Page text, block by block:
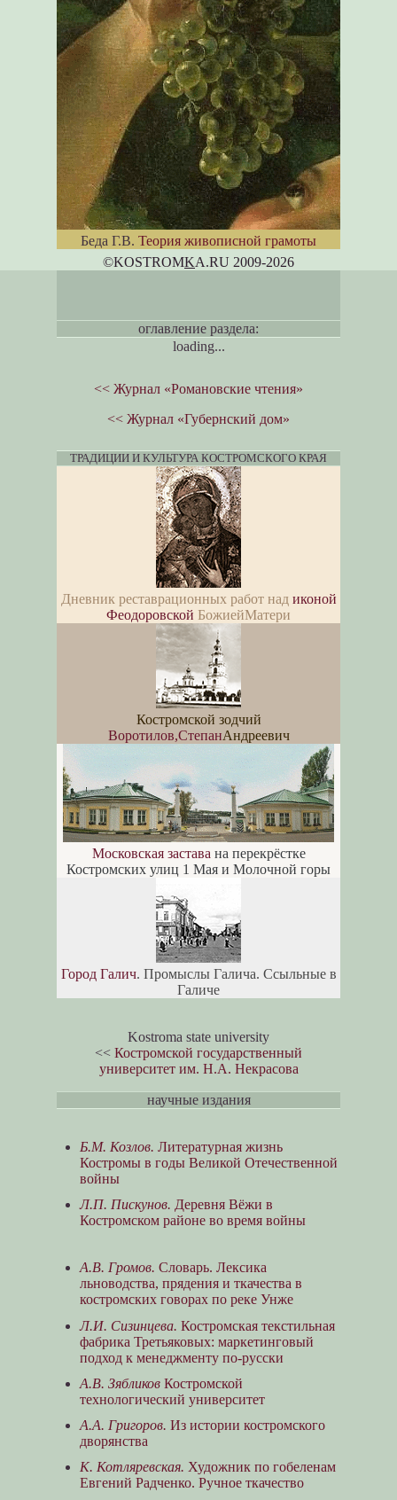
Беда Г.В. Теория живописной грамоты
©KOSTROMKA.RU 2009-2026
оглавление раздела:
loading...
<< Журнал «Романовские чтения»
<< Журнал «Губернский дом»
ТРАДИЦИИ И КУЛЬТУРА КОСТРОМСКОГО КРАЯ
Дневник реставрационных работ над иконой
Феодоровской БожиейМатери
Костромской зодчий
Воротилов,СтепанАндреевич
Московская заставана перекрёстке
Костромских улиц 1 Мая и Молочной горы
Город Галич. Промыслы Галича. Ссыльные в
Галиче
Kostroma state university
<< Костромской государственный
университет им. Н.А. Некрасова
научные издания
Б.М. Козлов. Литературная жизнь
Костромы в годы Великой Отечественной
войны
Л.П. Пискунов. Деревня Вёжи в
Костромском районе во время войны
А.В. Громов. Словарь. Лексика
льноводства, прядения и ткачества в
костромских говорах по реке Унже
Л.И. Сизинцева. Костромская текстильная
фабрика Третьяковых: маркетинговый
подход к менеджменту по-русски
А.В. ЗябликовКостромской
технологический университет
А.А. Григоров. Из истории костромского
дворянства
К. Котляревская. Художник по гобеленам
Евгений Радченко. Ручное ткачество